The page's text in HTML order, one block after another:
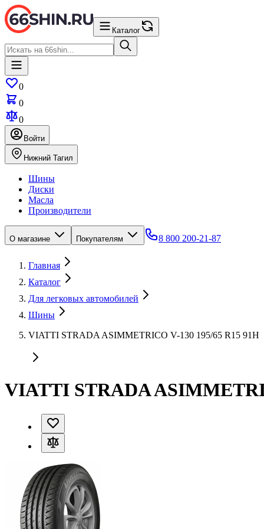
Каталог
0
0
0
Войти
Нижний Тагил
Шины
Диски
Масла
Производители
О магазине Покупателям 8 800 200-21-87
Главная
Каталог
Для легковых автомобилей
Шины
VIATTI STRADA ASIMMETRICO V-130 195/65 R15 91H
VIATTI STRADA